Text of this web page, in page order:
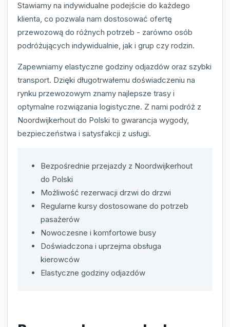
Stawiamy na indywidualne podejście do każdego
klienta, co pozwala nam dostosować ofertę
przewozową do różnych potrzeb - zarówno osób
podróżujących indywidualnie, jak i grup czy rodzin.
Zapewniamy elastyczne godziny odjazdów oraz szybki
transport. Dzięki długotrwałemu doświadczeniu na
rynku przewozowym znamy najlepsze trasy i
optymalne rozwiązania logistyczne. Z nami podróż z
Noordwijkerhout do Polski to gwarancja wygody,
bezpieczeństwa i satysfakcji z usługi.
Bezpośrednie przejazdy z Noordwijkerhout
do Polski
Możliwość rezerwacji drzwi do drzwi
Regularne kursy dostosowane do potrzeb
pasażerów
Nowoczesne i komfortowe busy
Doświadczona i uprzejma obsługa
kierowców
Elastyczne godziny odjazdów